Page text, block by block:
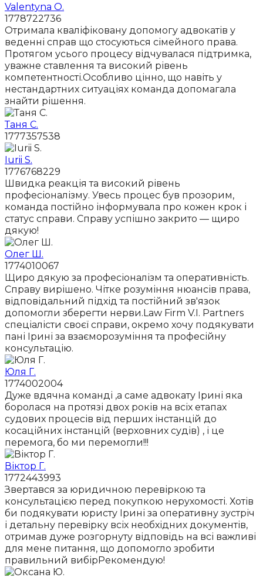
Valentyna O.
1778722736
Отримала кваліфіковану допомогу адвокатів у
веденні справ що стосуються сімейного права.
Протягом усього процесу відчувалася підтримка,
уважне ставлення та високий рівень
компетентності.Особливо цінно, що навіть у
нестандартних ситуаціях команда допомагала
знайти рішення.
Таня С.
1777357538
Iurii S.
1776768229
Швидка реакція та високий рівень
професіоналізму. Увесь процес був прозорим,
команда постійно інформувала про кожен крок і
статус справи. Справу успішно закрито — щиро
дякую!
Олег Ш.
1774010067
Щиро дякую за професіоналізм та оперативність.
Справу вирішено. Чітке розуміння нюансів права,
відповідальний підхід та постійний зв'язок
допомогли зберегти нерви.Law Firm V.I. Partners
спеціалісти своєї справи, окремо хочу подякувати
пані Ірині за взаєморозуміння та професійну
консультацію.
Юля Г.
1774002004
Дуже вдячна команді ,а саме адвокату Ірині яка
боролася на протязі двох років на всіх етапах
судових процесів від перших інстанцій до
косаційних інстанцій (верховних судів) , і це
перемога, бо ми перемогли!!!
Віктор Г.
1772443993
Звертався за юридичною перевіркою та
консультацією перед покупкою нерухомості. Хотів
би подякувати юристу Ірині за оперативну зустріч
і детальну перевірку всіх необхідних документів,
отримав дуже розгорнуту відповідь на всі важливі
для мене питання, що допомогло зробити
правильний вибірРекомендую!